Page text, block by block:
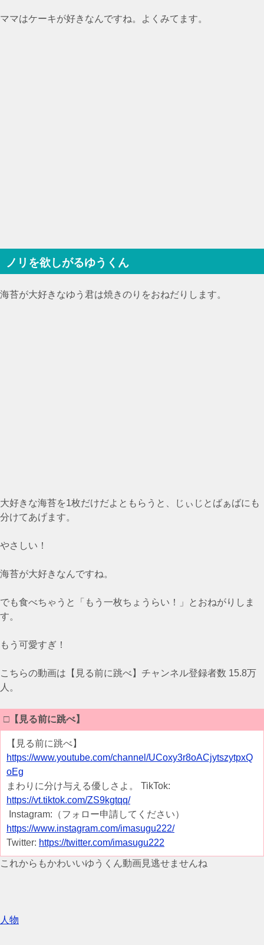
ママはケーキが好きなんですね。よくみてます。
ノリを欲しがるゆうくん
海苔が大好きなゆう君は焼きのりをおねだりします。
大好きな海苔を1枚だけだよともらうと、じぃじとばぁばにも
分けてあげます。
やさしい！
海苔が大好きなんですね。
でも食べちゃうと「もう一枚ちょうらい！」とおねがりしま
す。
もう可愛すぎ！
こちらの動画は【見る前に跳べ】チャンネル登録者数 15.8万
人。
□ 【見る前に跳べ】
【見る前に跳べ】
https://www.youtube.com/channel/UCoxy3r8oACjytszytpxQ
oEg
まわりに分け与える優しさよ。 TikTok:
https://vt.tiktok.com/ZS9kgtqq/
Instagram:（フォロー申請してください）
https://www.instagram.com/imasugu222/
Twitter: https://twitter.com/imasugu222
これからもかわいいゆうくん動画見逃せませんね
人物